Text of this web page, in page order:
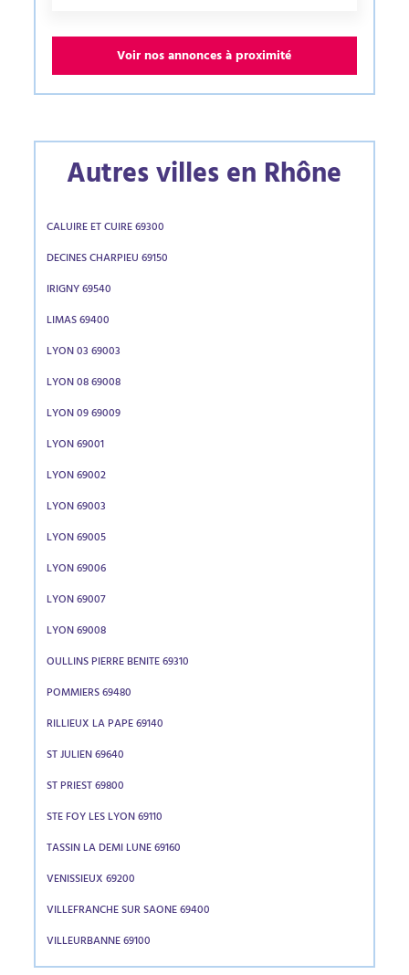
Voir nos annonces à proximité
Autres villes en Rhône
CALUIRE ET CUIRE 69300
DECINES CHARPIEU 69150
IRIGNY 69540
LIMAS 69400
LYON 03 69003
LYON 08 69008
LYON 09 69009
LYON 69001
LYON 69002
LYON 69003
LYON 69005
LYON 69006
LYON 69007
LYON 69008
OULLINS PIERRE BENITE 69310
POMMIERS 69480
RILLIEUX LA PAPE 69140
ST JULIEN 69640
ST PRIEST 69800
STE FOY LES LYON 69110
TASSIN LA DEMI LUNE 69160
VENISSIEUX 69200
VILLEFRANCHE SUR SAONE 69400
VILLEURBANNE 69100